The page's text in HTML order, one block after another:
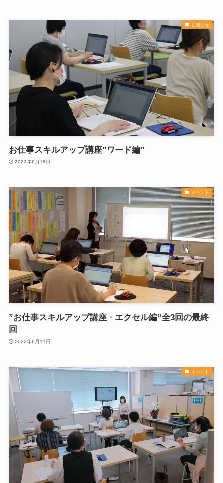
お知らせ
お仕事スキルアップ講座”ワード編”
2022年6月18日
イベント
”お仕事スキルアップ講座・エクセル編”全3回の最終
回
2022年6月11日
イベント